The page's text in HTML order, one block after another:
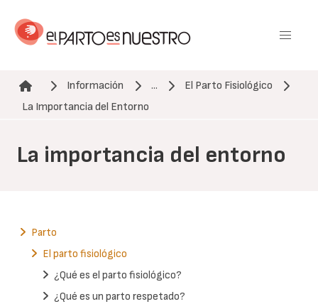
contenido
Ruta de navegación
Información ...
El Parto Fisiológico
La Importancia del Entorno
La importancia del entorno
Parto
El parto fisiológico
¿Qué es el parto fisiológico?
¿Qué es un parto respetado?